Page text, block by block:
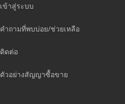
เข้าสู่ระบบ
คำถามที่พบบ่อย/ช่วยเหลือ
ติดต่อ
ตัวอย่างสัญญาซื้อขาย